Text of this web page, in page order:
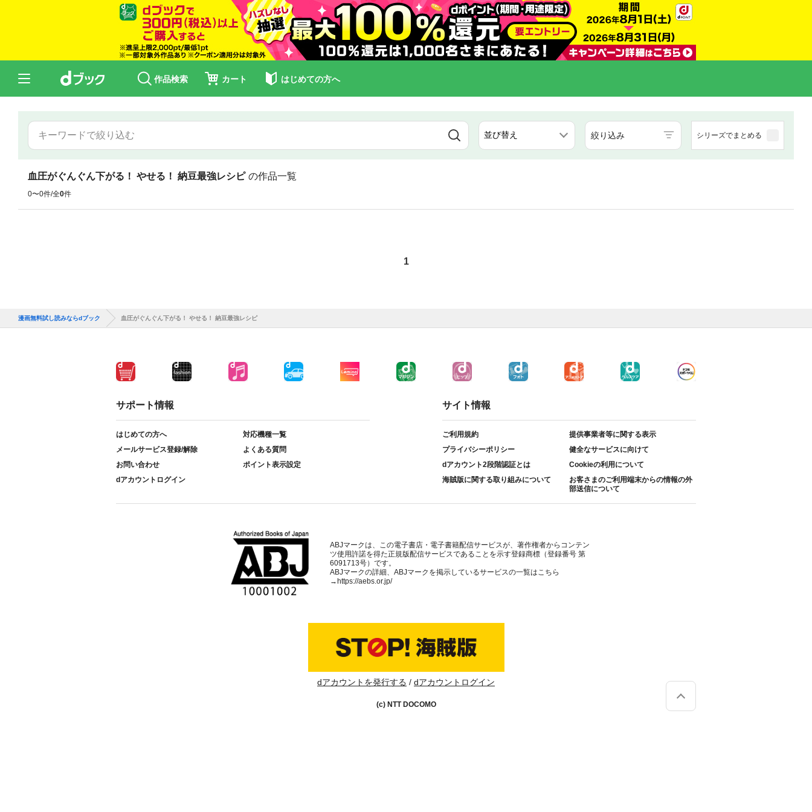
作品検索 カート はじめての方へ
絞り込み シリーズでまとめる
血圧がぐんぐん下がる！ やせる！ 納豆最強レシピ の作品一覧
0〜0件/全0件
1
漫画無料試し読みならdブック 血圧がぐんぐん下がる！ やせる！ 納豆最強レシピ
サポート情報
はじめての方へ
対応機種一覧
メールサービス登録/解除
よくある質問
お問い合わせ
ポイント表示設定
dアカウントログイン
サイト情報
ご利用規約
提供事業者等に関する表示
プライバシーポリシー
健全なサービスに向けて
dアカウント2段階認証とは
Cookieの利用について
海賊版に関する取り組みについて
お客さまのご利用端末からの情報の外
部送信について
ABJマークは、この電子書店・電子書籍配信サービスが、著作権者からコンテン
ツ使用許諾を得た正規版配信サービスであることを示す登録商標（登録番号 第
6091713号）です。
ABJマークの詳細、ABJマークを掲示しているサービスの一覧はこちら
→ https://aebs.or.jp/
dアカウントを発行する dアカウントログイン
(c) NTT DOCOMO